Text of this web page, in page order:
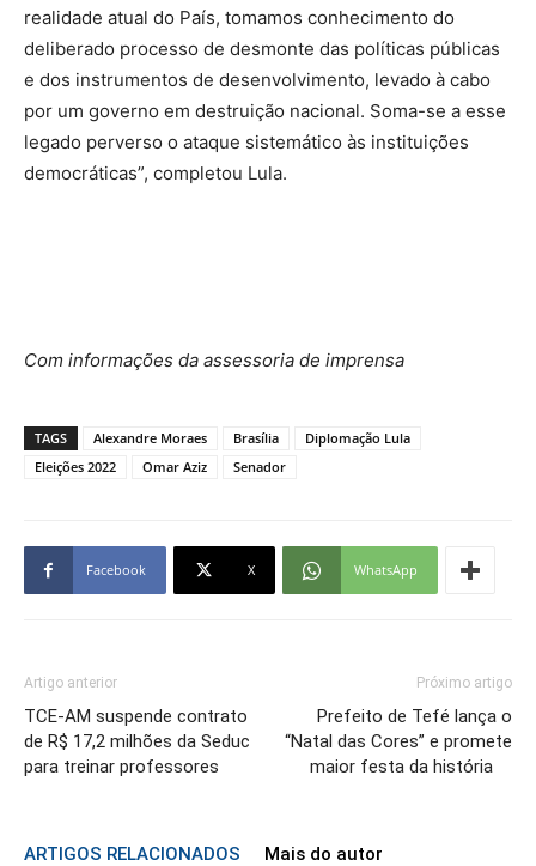
realidade atual do País, tomamos conhecimento do
deliberado processo de desmonte das políticas públicas
e dos instrumentos de desenvolvimento, levado à cabo
por um governo em destruição nacional. Soma-se a esse
legado perverso o ataque sistemático às instituições
democráticas”, completou Lula.
Com informações da assessoria de imprensa
TAGS Alexandre Moraes Brasília
Diplomação Lula
Eleições 2022
Omar Aziz Senador
Facebook X WhatsApp
Artigo anterior
TCE-AM suspende contrato
de R$ 17,2 milhões da Seduc
para treinar professores
Próximo artigo
Prefeito de Tefé lança o
“Natal das Cores” e promete
maior festa da história
ARTIGOS RELACIONADOS Mais do autor